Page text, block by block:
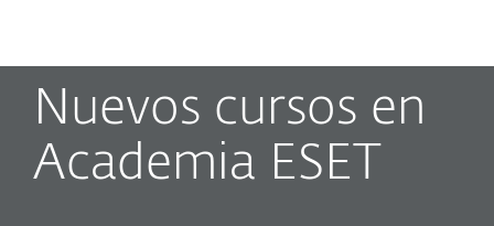
Nuevos cursos en
Academia ESET